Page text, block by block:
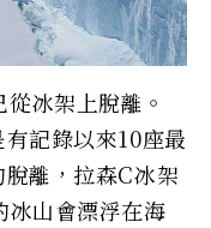
冰架上脫離。
記錄以來10座最
離，拉森C冰架
冰山會漂浮在海